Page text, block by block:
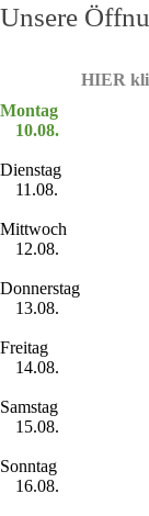
Unsere
HIER
Montag
10.08.
Dienstag
11.08.
Mittwoch
12.08.
Donnerstag
13.08.
Freitag
14.08.
Samstag
15.08.
Sonntag
16.08.